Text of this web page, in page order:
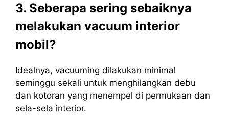
3. Seberapa sering sebaiknya
melakukan vacuum interior
mobil?
Idealnya, vacuuming dilakukan minimal
seminggu sekali untuk menghilangkan debu
dan kotoran yang menempel di permukaan dan
sela-sela interior.